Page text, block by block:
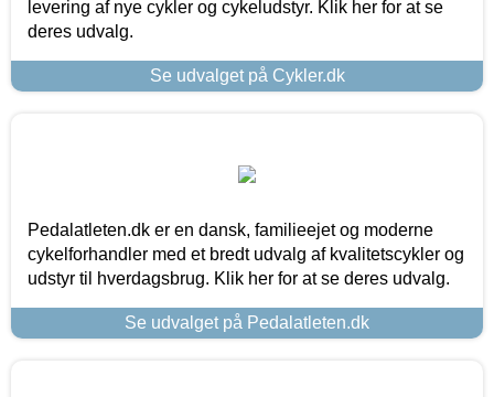
levering af nye cykler og cykeludstyr. Klik her for at se
deres udvalg.
Se udvalget på Cykler.dk
Pedalatleten.dk er en dansk, familieejet og moderne
cykelforhandler med et bredt udvalg af kvalitetscykler og
udstyr til hverdagsbrug. Klik her for at se deres udvalg.
Se udvalget på Pedalatleten.dk